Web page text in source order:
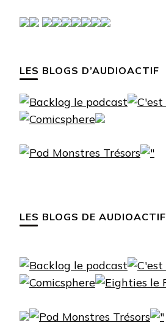
LES BLOGS D’AUDIOACTIF
LES BLOGS DE AUDIOACTIF